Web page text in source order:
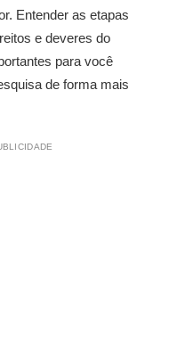
Entender as etapas
e deveres do
para você
de forma mais